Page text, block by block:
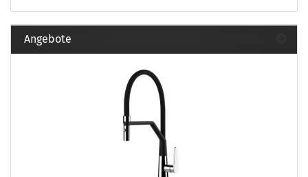
Angebote